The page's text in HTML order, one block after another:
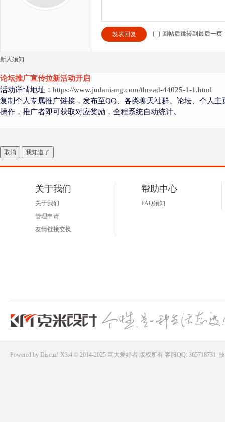
发表回复 回帖后跳转到最后一页
新人须知
论坛推广宣传拉新活动开启
活动详情地址： https://www.judaniang.com/thread-44025-1-1.html
复制个人专属推广链接，发布至QQ、各类聊天社群、论坛、个人
操作，推广者即可获取对应奖励，全程系统自动统计。
取消 我知道了
关于我们
关于我们
管理申请
友情链接交换
帮助中心
FAQ须知
Powered by Discuz! X3.4 © 2014-2025 巨大爱好者版权所有 客服QQ: 365718731